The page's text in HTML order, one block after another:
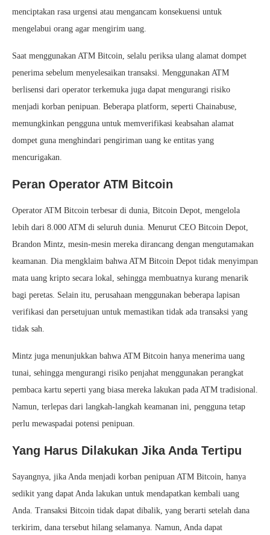
menciptakan rasa urgensi atau mengancam konsekuensi untuk
mengelabui orang agar mengirim uang.
Saat menggunakan ATM Bitcoin, selalu periksa ulang alamat dompet
penerima sebelum menyelesaikan transaksi. Menggunakan ATM
berlisensi dari operator terkemuka juga dapat mengurangi risiko
menjadi korban penipuan. Beberapa platform, seperti Chainabuse,
memungkinkan pengguna untuk memverifikasi keabsahan alamat
dompet guna menghindari pengiriman uang ke entitas yang
mencurigakan.
Peran Operator ATM Bitcoin
Operator ATM Bitcoin terbesar di dunia, Bitcoin Depot, mengelola
lebih dari 8.000 ATM di seluruh dunia. Menurut CEO Bitcoin Depot,
Brandon Mintz, mesin-mesin mereka dirancang dengan mengutamakan
keamanan. Dia mengklaim bahwa ATM Bitcoin Depot tidak menyimpan
mata uang kripto secara lokal, sehingga membuatnya kurang menarik
bagi peretas. Selain itu, perusahaan menggunakan beberapa lapisan
verifikasi dan persetujuan untuk memastikan tidak ada transaksi yang
tidak sah.
Mintz juga menunjukkan bahwa ATM Bitcoin hanya menerima uang
tunai, sehingga mengurangi risiko penjahat menggunakan perangkat
pembaca kartu seperti yang biasa mereka lakukan pada ATM tradisional.
Namun, terlepas dari langkah-langkah keamanan ini, pengguna tetap
perlu mewaspadai potensi penipuan.
Yang Harus Dilakukan Jika Anda Tertipu
Sayangnya, jika Anda menjadi korban penipuan ATM Bitcoin, hanya
sedikit yang dapat Anda lakukan untuk mendapatkan kembali uang
Anda. Transaksi Bitcoin tidak dapat dibalik, yang berarti setelah dana
terkirim, dana tersebut hilang selamanya. Namun, Anda dapat